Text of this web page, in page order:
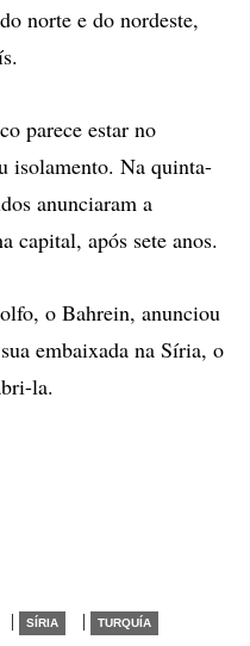
norte e do nordeste,
parece estar no
isolamento. Na quinta-
anunciaram a
capital, após sete anos.
o Bahrein, anunciou
embaixada na Síria, o
la.
| SÍRIA | TURQUÍA